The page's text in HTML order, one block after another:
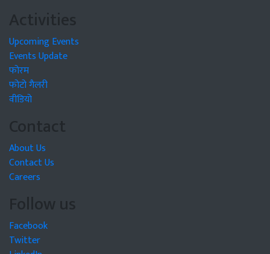
Activities
Upcoming Events
Events Update
फोरम
फोटो गैलरी
वीडियो
Contact
About Us
Contact Us
Careers
Follow us
Facebook
Twitter